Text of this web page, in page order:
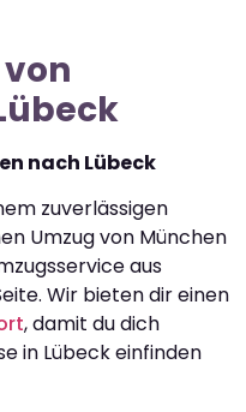
nach Lübeck
zuverlässigen
Umzug von München
aus
Wir bieten dir einen
, damit du dich
in Lübeck einfinden